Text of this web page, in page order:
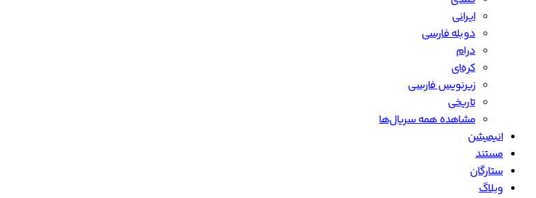
ایرانی
دوبله فارسی
درام
کره‌ای
زیرنویس فارسی
تاریخی
مشاهده همه سریال‌ها
انیمیشن
مستند
ستارگان
وبلاگ